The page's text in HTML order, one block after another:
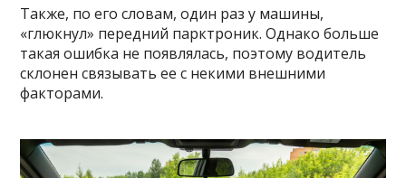
Также, по его словам, один раз у машины,
«глюкнул» передний парктроник. Однако больше
такая ошибка не появлялась, поэтому водитель
склонен связывать ее с некими внешними
факторами.